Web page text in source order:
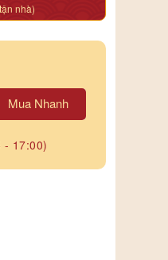
nhà)
Mua Nhanh
- 17:00)